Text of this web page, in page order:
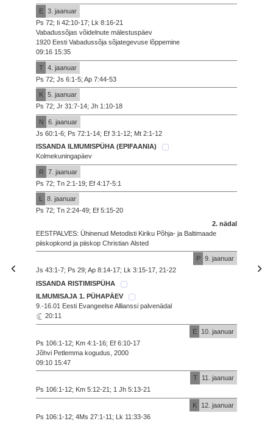
E
3. jaanuar
Ps 72; Ii 42:10-17; Lk 8:16-21
Vabadussõjas võidelnute mälestuspäev
1920 Eesti Vabadussõja sõjategevuse lõppemine
09:16 15:35
T
4. jaanuar
Ps 72; Js 6:1-5; Ap 7:44-53
K
5. jaanuar
Ps 72; Jr 31:7-14; Jh 1:10-18
N
6. jaanuar
Js 60:1-6; Ps 72:1-14; Ef 3:1-12; Mt 2:1-12
ISSANDA ILMUMISPÜHA (EPIFAANIA)
Kolmekuningapäev
R
7. jaanuar
Ps 72; Tn 2:1-19; Ef 4:17-5:1
L
8. jaanuar
Ps 72; Tn 2:24-49; Ef 5:15-20
2. nädal
EESTPALVES: Ühinenud Metodisti Kiriku Põhja- ja Baltimaade
piiskopkond ja piiskop Christian Alsted
P 9. jaanuar
Js 43:1-7; Ps 29; Ap 8:14-17; Lk 3:15-17, 21-22
ISSANDA RISTIMISPÜHA
ILMUMISAJA 1. PÜHAPÄEV
9.-16.01 Eesti Evangeelse Allianssi palvenädal
20:11
E
10. jaanuar
Ps 106:1-12; Km 4:1-16; Ef 6:10-17
Jõhvi Petlemma kogudus, 2000
09:10 15:47
T
11. jaanuar
Ps 106:1-12; Km 5:12-21; 1 Jh 5:13-21
K
12. jaanuar
Ps 106:1-12; 4Ms 27:1-11; Lk 11:33-36